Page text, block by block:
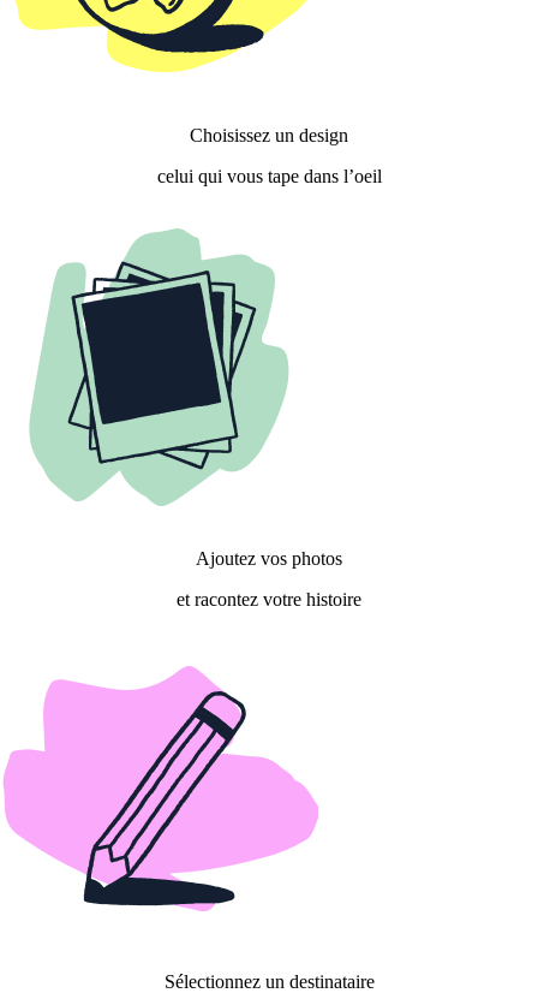
Choisissez un design
celui qui vous tape dans l’oeil
Ajoutez vos photos
et racontez votre histoire
Sélectionnez un destinataire